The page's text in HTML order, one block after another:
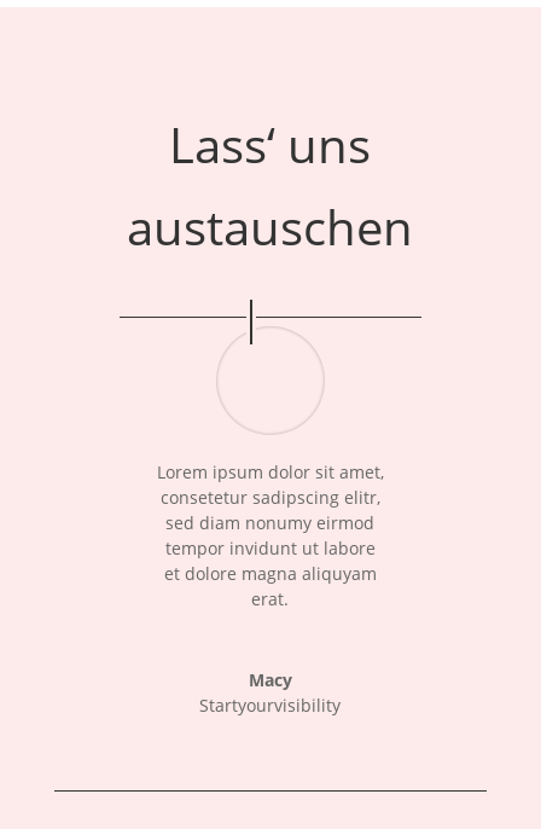
Lass‘ uns
austauschen
Lorem ipsum dolor sit amet,
consetetur sadipscing elitr,
sed diam nonumy eirmod
tempor invidunt ut labore
et dolore magna aliquyam
erat.
Macy
Startyourvisibility